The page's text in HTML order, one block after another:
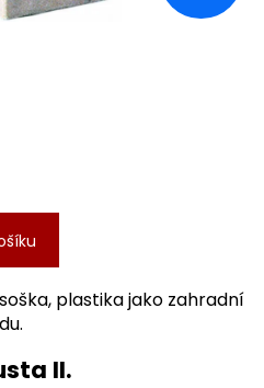
plastika jako zahradní
II.